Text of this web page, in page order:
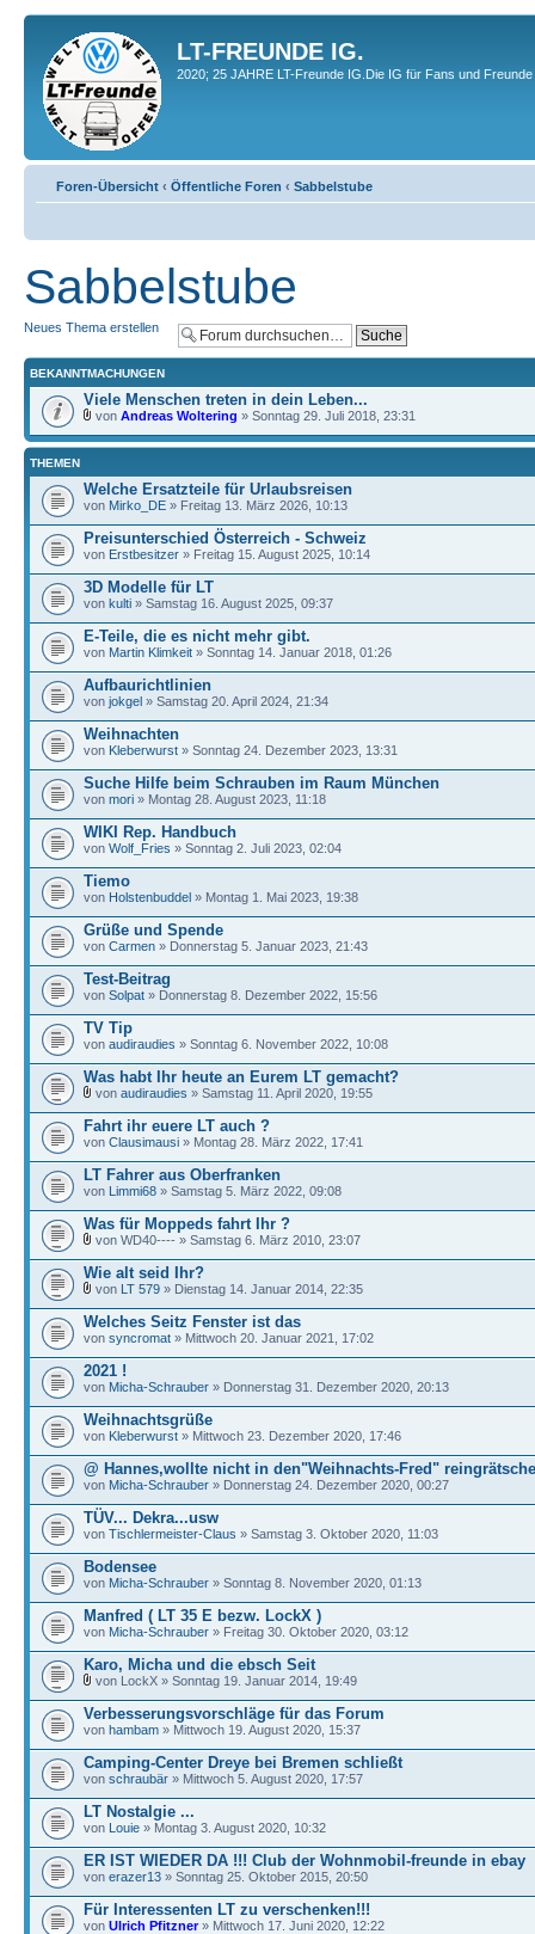
LT-FREUNDE IG.
2020; 25 JAHRE LT-Freunde IG.Die IG für Fans und
Foren-Übersicht ‹ Öffentliche Foren ‹ Sabbelstube
Sabbelstube
Neues Thema erstellen
BEKANNTMACHUNGEN
Viele Menschen treten in dein Leben...
von Andreas Woltering » Sonntag 29. Juli 2018, 23:31
THEMEN
Welche Ersatzteile für Urlaubsreisen
von Mirko_DE » Freitag 13. März 2026, 10:13
Preisunterschied Österreich - Schweiz
von Erstbesitzer » Freitag 15. August 2025, 10:14
3D Modelle für LT
von kulti » Samstag 16. August 2025, 09:37
E-Teile, die es nicht mehr gibt.
von Martin Klimkeit » Sonntag 14. Januar 2018, 01:26
Aufbaurichtlinien
von jokgel » Samstag 20. April 2024, 21:34
Weihnachten
von Kleberwurst » Sonntag 24. Dezember 2023, 13:31
Suche Hilfe beim Schrauben im Raum München
von mori » Montag 28. August 2023, 11:18
WIKI Rep. Handbuch
von Wolf_Fries » Sonntag 2. Juli 2023, 02:04
Tiemo
von Holstenbuddel » Montag 1. Mai 2023, 19:38
Grüße und Spende
von Carmen » Donnerstag 5. Januar 2023, 21:43
Test-Beitrag
von Solpat » Donnerstag 8. Dezember 2022, 15:56
TV Tip
von audiraudies » Sonntag 6. November 2022, 10:08
Was habt Ihr heute an Eurem LT gemacht?
von audiraudies » Samstag 11. April 2020, 19:55
Fahrt ihr euere LT auch ?
von Clausimausi » Montag 28. März 2022, 17:41
LT Fahrer aus Oberfranken
von Limmi68 » Samstag 5. März 2022, 09:08
Was für Moppeds fahrt Ihr ?
von WD40---- » Samstag 6. März 2010, 23:07
Wie alt seid Ihr?
von LT 579 » Dienstag 14. Januar 2014, 22:35
Welches Seitz Fenster ist das
von syncromat » Mittwoch 20. Januar 2021, 17:02
2021 !
von Micha-Schrauber » Donnerstag 31. Dezember 2020, 20:13
Weihnachtsgrüße
von Kleberwurst » Mittwoch 23. Dezember 2020, 17:46
@ Hannes,wollte nicht in den"Weihnachts-Fred"
von Micha-Schrauber » Donnerstag 24. Dezember 2020, 00:27
TÜV... Dekra...usw
von Tischlermeister-Claus » Samstag 3. Oktober 2020, 11:03
Bodensee
von Micha-Schrauber » Sonntag 8. November 2020, 01:13
Manfred ( LT 35 E bezw. LockX )
von Micha-Schrauber » Freitag 30. Oktober 2020, 03:12
Karo, Micha und die ebsch Seit
von LockX » Sonntag 19. Januar 2014, 19:49
Verbesserungsvorschläge für das Forum
von hambam » Mittwoch 19. August 2020, 15:37
Camping-Center Dreye bei Bremen schließt
von schraubär » Mittwoch 5. August 2020, 17:57
LT Nostalgie ...
von Louie » Montag 3. August 2020, 10:32
ER IST WIEDER DA !!! Club der Wohnmobil-freunde in ebay
von erazer13 » Sonntag 25. Oktober 2015, 20:50
Für Interessenten LT zu verschenken!!!
von Ulrich Pfitzner» Mittwoch 17. Juni 2020, 12:22